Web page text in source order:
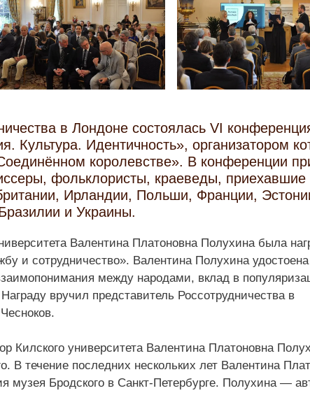
в Лондоне состоялась VI
Культура. Идентичность», организатором
королевстве». В конференции
фольклористы, краеведы, приехавшие
Ирландии, Польши, Франции,
и Украины.
Валентина Платоновна Полухина была
и сотрудничество». Валентина Полухина
между народами, вклад в
вручил представитель Россотрудничества в
Килского университета Валентина Платоновна
В течение последних нескольких лет Валентина
музея Бродского в Санкт-Петербурге. Полухина —